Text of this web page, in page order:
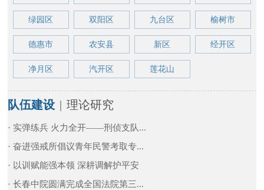
绿园区 双阳区 九台区 榆树市
德惠市 农安县 新区 经开区
净月区 汽开区 莲花山
队伍建设 | 理论研究
· 实弹练兵 火力全开——刑侦支队...
· 奋进强戒所倡议青年民警考取专...
· 以训赋能强本领 深耕调解护平安
· 长春中院圆满完成全国法院第三...